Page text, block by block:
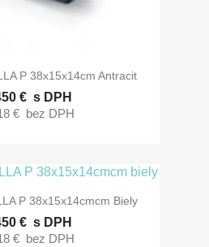
P 38x15x14cm Antracit
€ s DPH
€ bez DPH
P 38x15x14cmcm Biely
€ s DPH
€ bez DPH